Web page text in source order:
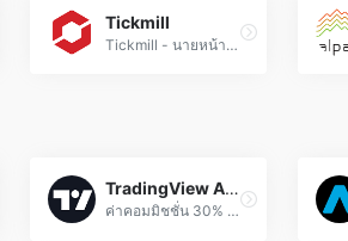
Tickmill
Tickmill - นายหน้าซื้อขายฟอเร็กซ์และ CFD ที่ได้รับอนุญาต เสนอสเปรดต่ำ ค่าคอมมิชชั่นแข่งขันได้ และการดำเนินการเทรดที่รวดเร็ว
TradingView Affiliate
ค่าคอมมิชชั่น 30% ต่อเนื่อง สำหรับการสมัครสมาชิกที่แนะนำผ่านโปรแกรมพันธมิตร